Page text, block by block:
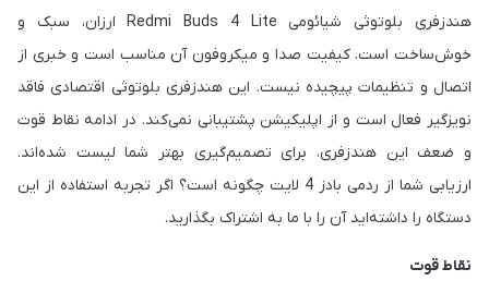
هندزفری بلوتوثی شیائومی Redmi Buds 4 Lite ارزان، سبک و
خوش‌ساخت است. کیفیت صدا و میکروفون آن مناسب است و خبری از
اتصال و تنظیمات پیچیده نیست. این هندزفری بلوتوثی اقتصادی فاقد
نویزگیر فعال است و از اپلیکیشن پشتیبانی نمی‌کند. در ادامه نقاط قوت
و ضعف این هندزفری، برای تصمیم‌گیری بهتر شما لیست شده‌اند.
ارزیابی شما از ردمی بادز 4 لایت چگونه است؟ اگر تجربه استفاده از این
دستگاه را داشته‌اید آن را با ما به اشتراک بگذارید.
نقاط قوت